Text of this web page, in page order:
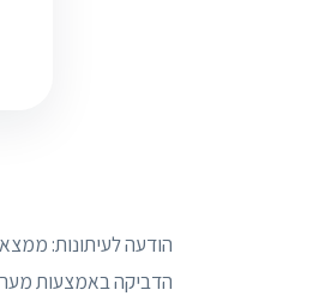
הודעה לעיתונות:
הדביקה באמצעות